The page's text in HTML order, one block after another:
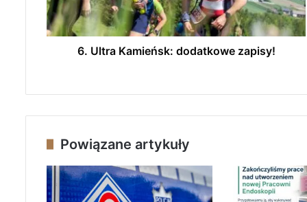
a
K
a
ń
d
o
d
a
6. Ultra Kamieńsk: dodatkowe zapisy!
Powiązane artykuły